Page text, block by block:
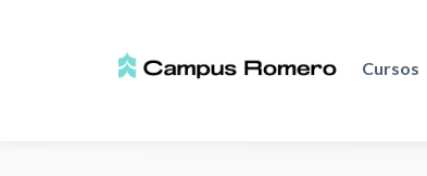
Cursos